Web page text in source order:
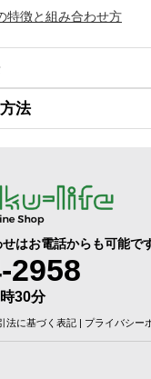
特徴と組み合わせ方
法
はお電話からも可能です
2958
30分
法に基づく表記| プライバシー